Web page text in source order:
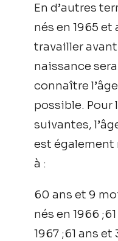
En d’autres
nés en 1965
travailler
naissance
connaître
possible. Pour
suivantes,
est également
à :
60 ans et 9
nés en 1966
1967 ;61 ans